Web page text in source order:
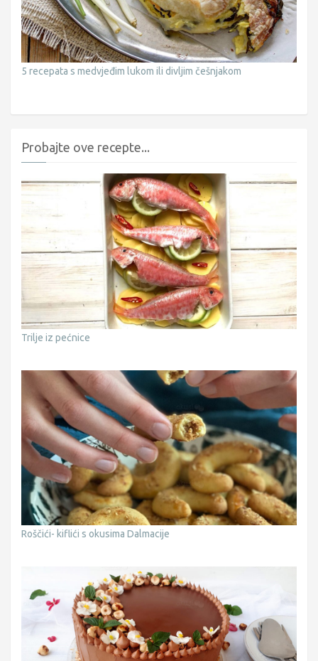
5 recepata s medvjeđim lukom ili divljim češnjakom
Probajte ove recepte...
Trilje iz pećnice
Roščići- kiflići s okusima Dalmacije